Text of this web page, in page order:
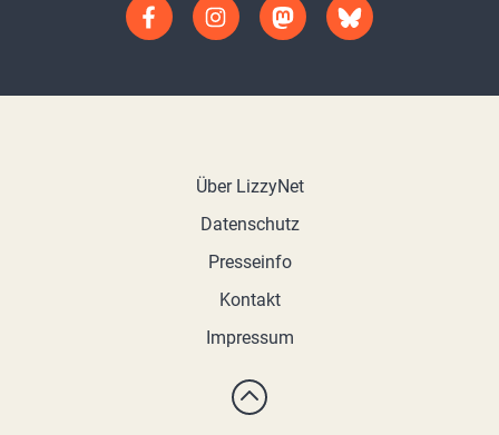
Über LizzyNet
Datenschutz
Presseinfo
Kontakt
Impressum